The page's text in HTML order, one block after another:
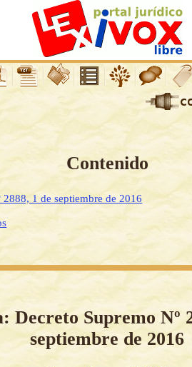
Contenido
1 de septiembre de 2016
Decreto Supremo Nº
septiembre de 2016